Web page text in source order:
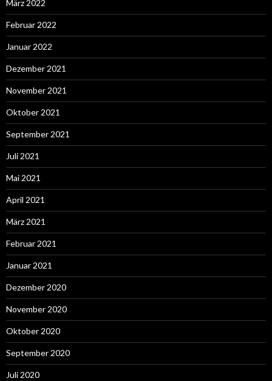
März 2022
Februar 2022
Januar 2022
Dezember 2021
November 2021
Oktober 2021
September 2021
Juli 2021
Mai 2021
April 2021
März 2021
Februar 2021
Januar 2021
Dezember 2020
November 2020
Oktober 2020
September 2020
Juli 2020